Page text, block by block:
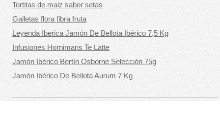
Tortitas de maiz sabor setas
Galletas flora fibra fruta
Leyenda Iberica Jamón De Bellota Ibérico 7,5 Kg
Infusiones Hornimans Te Latte
Jamón Ibérico Bertín Osborne Selección 75g
Jamón Ibérico De Bellota Aurum 7 Kg